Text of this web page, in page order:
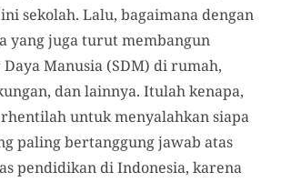
sekolah. Lalu, bagaimana dengan
yang juga turut membangun
Manusia (SDM) di rumah,
dan lainnya. Itulah kenapa,
untuk menyalahkan siapa
paling bertanggung jawab atas
pendidikan di Indonesia, karena